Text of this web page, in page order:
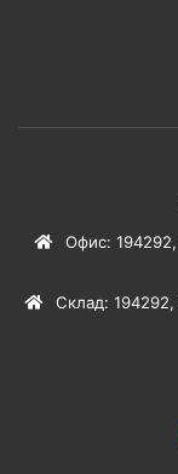
Офис: 194292,
Склад: 194292,